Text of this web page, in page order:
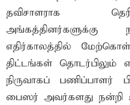
தவிசாளராக
அங்கத்தினர்களுக்கு
எதிர்காலத்தில்
திட்டங்கள் தொடர்பிலும்
நிருவாகப் பணிப்பாளர்
பைஸர் அவர்களது நன்றி